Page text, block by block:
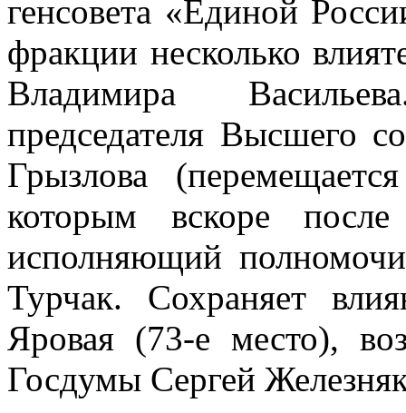
генсовета «Единой
фракции несколько
Владимира
председателя Высшего
Грызлова
которым вскоре после
исполняющий
Турчак. Сохраняет
Яровая (73-е место),
Госдумы Сергей